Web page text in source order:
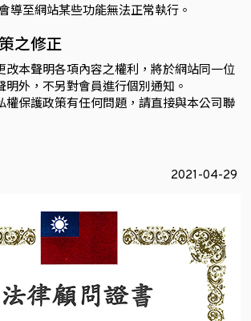
導至網站某些功能無法正常執行。
之修正
改本聲明各項內容之權利，將於網站同一位
明外，不另對會員進行個別通知。
權保護政策有任何問題，請直接與本公司聯
2021-04-29